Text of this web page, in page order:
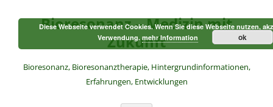
springenBioresonanz – Medizin mit
Zukunft
Bioresonanz, Bioresonanztherapie, Hintergrundinformationen,
Erfahrungen, Entwicklungen
Diese Webseite verwendet Cookies. Wenn Sie diese Webseite nutzen,
Verwendung.mehr Information ok